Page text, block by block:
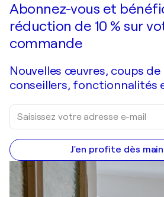
Abonnez-vous et
réduction de 10 % sur
commande
Nouvelles œuvres, coups
conseillers, fonctionnalités
J'en profite dès